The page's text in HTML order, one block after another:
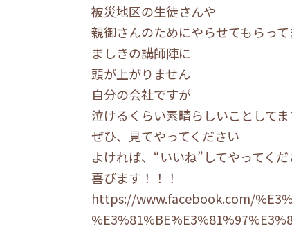
被災地区の生徒さんや
親御さんのためにやらせてもらって
ましきの講師陣に
頭が上がりません
自分の会社ですが
泣けるくらい素晴らしいことしてま
ぜひ、見てやってください
よければ、“いいね”してやってくだ
喜びます！！！
https://www.facebook.com/